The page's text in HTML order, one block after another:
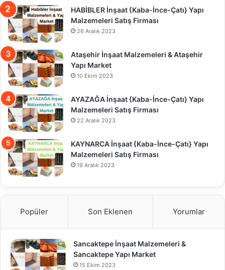
HABİBLER İnşaat {Kaba-İnce-Çatı} Yapı
Malzemeleri Satış Firması
26 Aralık 2023
Ataşehir İnşaat Malzemeleri & Ataşehir
Yapı Market
10 Ekim 2023
AYAZAĞA İnşaat {Kaba-İnce-Çatı} Yapı
Malzemeleri Satış Firması
22 Aralık 2023
KAYNARCA İnşaat {Kaba-İnce-Çatı} Yapı
Malzemeleri Satış Firması
19 Aralık 2023
Popüler Son Eklenen Yorumlar
Sancaktepe İnşaat Malzemeleri &
Sancaktepe Yapı Market
15 Ekim 2023